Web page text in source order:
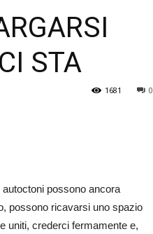
Veneto
STA
0
1681
au­toctoni possono ancora
possono ri­c­avarsi uno spazio
uniti, crederci fermamente e,